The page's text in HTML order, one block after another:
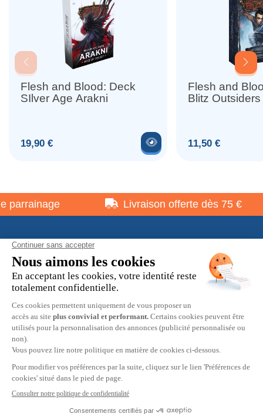
Flesh and Blood: Deck
SIlver Age Arakni
Prix
19,90 € Voir le produit
Flesh and
Blitz
Prix
11,50 €
Livraison offerte dès 75 €
À propos
Informations pratiques
Restons en contact
© 2026 HOBBY MAX -Mentions légales
confidentialité-Préférences cookies-